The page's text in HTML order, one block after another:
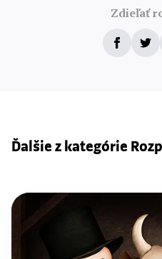
Zdieľať
Ďalšie z kategórie